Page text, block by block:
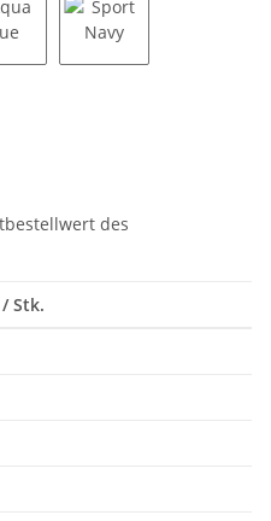
des
Stk.